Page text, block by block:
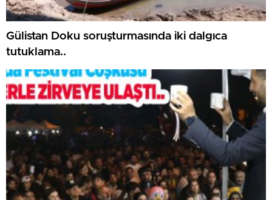
Gülistan Doku soruşturmasında iki dalgıca
tutuklama..